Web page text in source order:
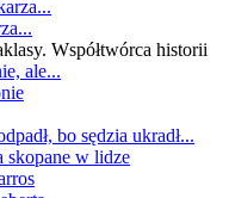
Współtwórca historii
ale...
bo sędzia ukradł...
skopane w lidze